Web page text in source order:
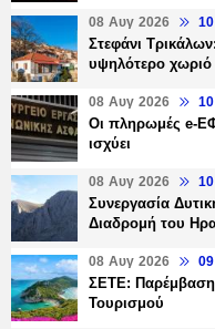
08 Αυγ 2026
Στεφάνι
υψηλότερο χωριό
08 Αυγ 2026
Οι πληρωμές e-
ισχύει
08 Αυγ 2026
Συνεργασία
Διαδρομή του
08 Αυγ 2026
ΣΕΤΕ: Παρέμβαση
Τουρισμού